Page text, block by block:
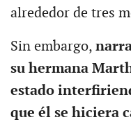
alrededor de tres
Sin embargo,
su hermana
estado
que él se hiciera